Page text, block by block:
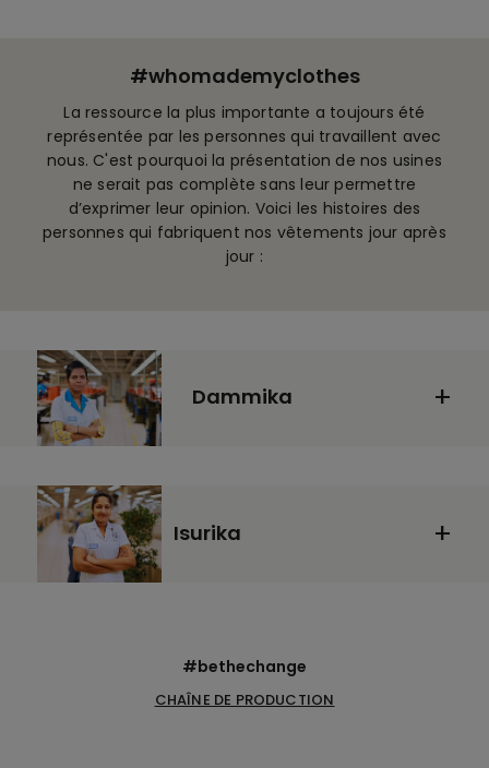
#whomademyclothes
La ressource la plus importante a toujours été
représentée par les personnes qui travaillent avec
nous. C'est pourquoi la présentation de nos usines
ne serait pas complète sans leur permettre
d’exprimer leur opinion. Voici les histoires des
personnes qui fabriquent nos vêtements jour après
jour :
Dammika
Isurika
#bethechange
CHAÎNE DE PRODUCTION